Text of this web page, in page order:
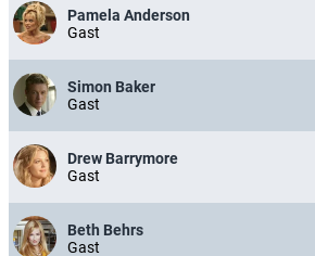
Pamela Anderson
Gast
Simon Baker
Gast
Drew Barrymore
Gast
Beth Behrs
Gast